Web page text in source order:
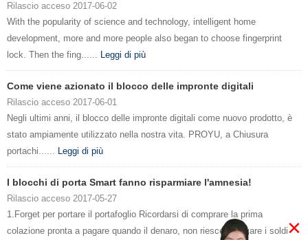
Rilascio acceso 2017-06-02
With the popularity of science and technology, intelligent home
development, more and more people also began to choose fingerprint
lock. Then the fing...... Leggi di più
Come viene azionato il blocco delle impronte digitali
Rilascio acceso 2017-06-01
Negli ultimi anni, il blocco delle impronte digitali come nuovo prodotto, è
stato ampiamente utilizzato nella nostra vita. PROYU, a Chiusura
portachi...... Leggi di più
I blocchi di porta Smart fanno risparmiare l'amnesia!
Rilascio acceso 2017-05-27
1.Forget per portare il portafoglio Ricordarsi di comprare la prima
colazione pronta a pagare quando il denaro, non riesce a trovare i soldi×